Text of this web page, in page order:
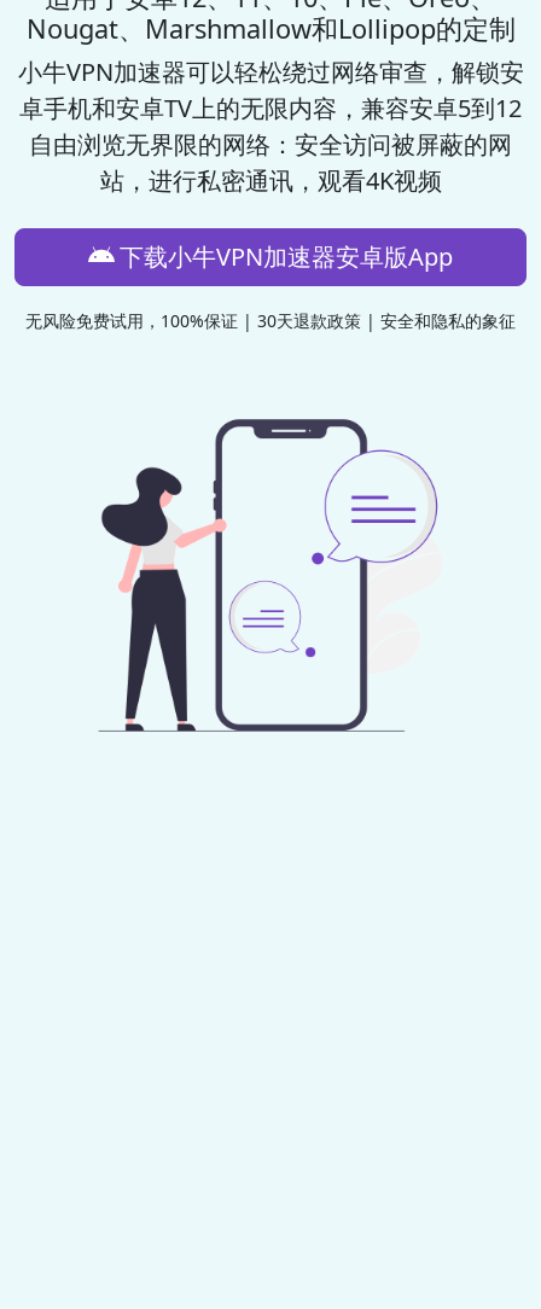
Nougat、Marshmallow和Lollipop的定制
小牛VPN加速器可以轻松绕过网络审查，解锁安
卓手机和安卓TV上的无限内容，兼容安卓5到12
自由浏览无界限的网络：安全访问被屏蔽的网
站，进行私密通讯，观看4K视频
下载小牛VPN加速器安卓版App
无风险免费试用，100%保证 | 30天退款政策 | 安全和隐私的象征